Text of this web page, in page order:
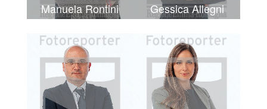
Manuela Rontini Gessica Allegni